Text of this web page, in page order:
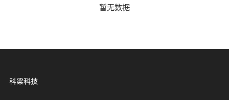
暂无数据
科梁科技